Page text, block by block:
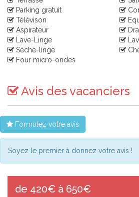
Parking gratuit
Télévison
Aspirateur
Lave-Linge
Sèche-linge
Four micro-ondes
Avis des vacanciers
Formulez votre avis
Soyez le premier à donnez votre avis !
de 420€ à 650€